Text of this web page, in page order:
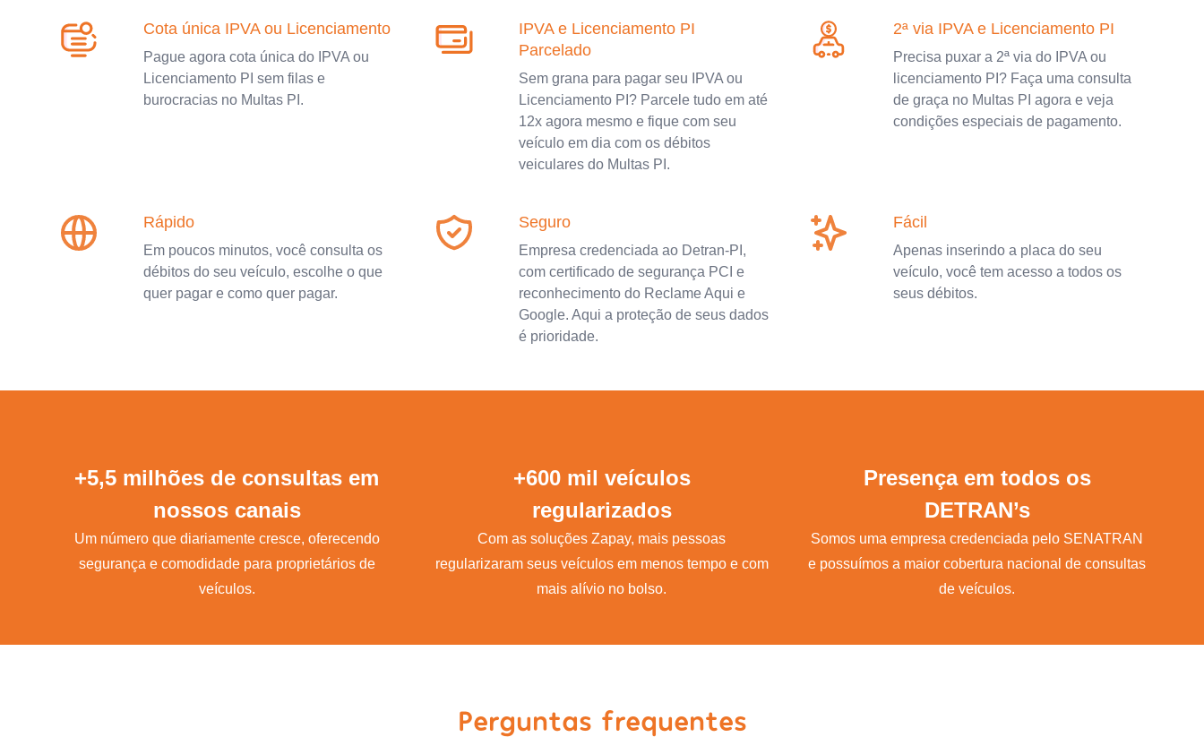
Cota única IPVA ou Licenciamento
Pague agora cota única do IPVA ou
Licenciamento PI sem filas e
burocracias no Multas PI.
IPVA e Licenciamento PI
Parcelado
Sem grana para pagar seu IPVA ou
Licenciamento PI? Parcele tudo em até
12x agora mesmo e fique com seu
veículo em dia com os débitos
veiculares do Multas PI.
2ª via IPVA e Licenciamento PI
Precisa puxar a 2ª via do IPVA ou
licenciamento PI? Faça uma consulta
de graça no Multas PI agora e veja
condições especiais de pagamento.
Rápido
Em poucos minutos, você consulta os
débitos do seu veículo, escolhe o que
quer pagar e como quer pagar.
Seguro
Empresa credenciada ao Detran-PI,
com certificado de segurança PCI e
reconhecimento do Reclame Aqui e
Google. Aqui a proteção de seus dados
é prioridade.
Fácil
Apenas inserindo a placa do seu
veículo, você tem acesso a todos os
seus débitos.
+5,5 milhões de consultas em
nossos canais
Um número que diariamente cresce, oferecendo
segurança e comodidade para proprietários de
veículos.
+600 mil veículos
regularizados
Com as soluções Zapay, mais pessoas
regularizaram seus veículos em menos tempo e com
mais alívio no bolso.
Presença em todos os
DETRAN’s
Somos uma empresa credenciada pelo SENATRAN
e possuímos a maior cobertura nacional de consultas
de veículos.
Perguntas frequentes